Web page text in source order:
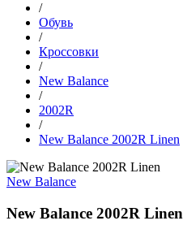
/
Обувь
/
Кроссовки
/
New Balance
/
2002R
/
New Balance 2002R Linen
New Balance
New Balance 2002R Linen